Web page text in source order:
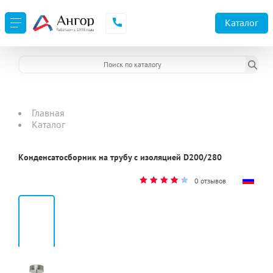
Каталог
Главная
Каталог
Конденсатосборник на трубу с изоляцией D200/280
0 отзывов